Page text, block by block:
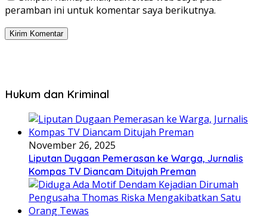
peramban ini untuk komentar saya berikutnya.
Hukum dan Kriminal
November 26, 2025
Liputan Dugaan Pemerasan ke Warga, Jurnalis
Kompas TV Diancam Ditujah Preman